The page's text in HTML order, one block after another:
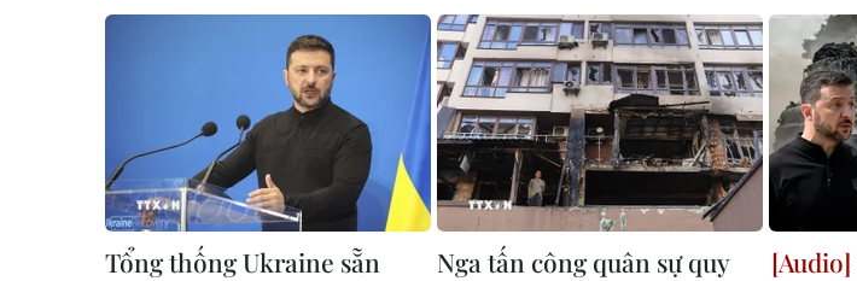
Tổng thống Ukraine sẵn
Nga tấn công quân sự quy